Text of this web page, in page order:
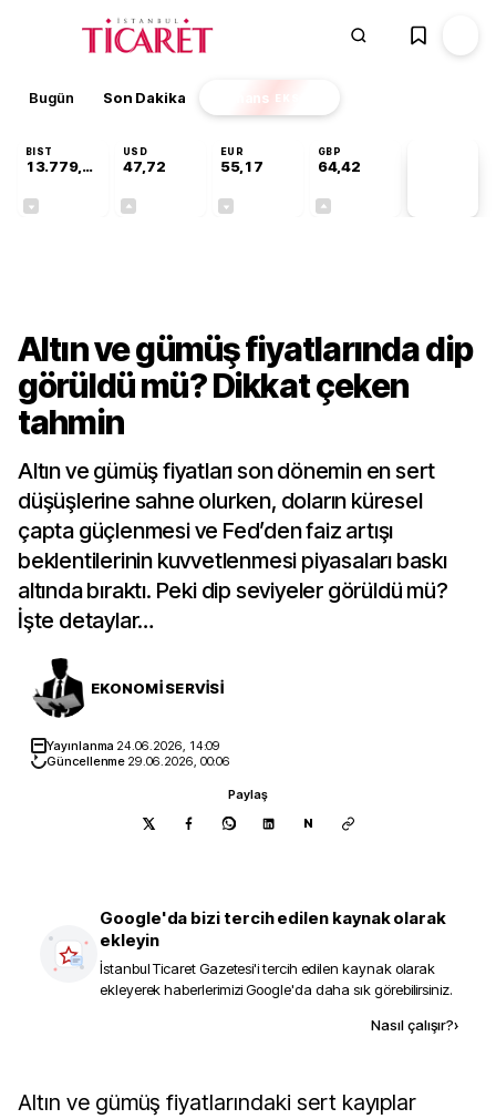
Bugün Son Dakika Finans EKSTRA
BIST
13.779,39
USD
47,72
EUR
55,17
GBP
64,42
Altın ve gümüş fiyatlarında dip
görüldü mü? Dikkat çeken
tahmin
Altın ve gümüş fiyatları son dönemin en sert
düşüşlerine sahne olurken, doların küresel
çapta güçlenmesi ve Fed’den faiz artışı
beklentilerinin kuvvetlenmesi piyasaları baskı
altında bıraktı. Peki dip seviyeler görüldü mü?
İşte detaylar…
EKONOMİ SERVİSİ
Yayınlanma 24.06.2026, 14:09
Güncellenme 29.06.2026, 00:06
Paylaş
N
Google'da bizi tercih edilen kaynak olarak
ekleyin
İstanbul Ticaret Gazetesi'i tercih edilen kaynak olarak
ekleyerek haberlerimizi Google'da daha sık görebilirsiniz.
Nasıl çalışır?›
Altın ve gümüş fiyatlarındaki sert kayıplar